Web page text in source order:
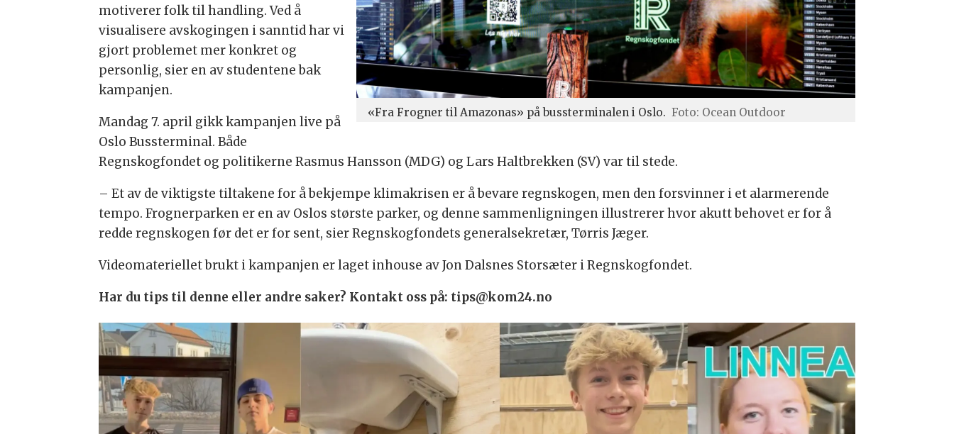
«Fra Frogner til Amazonas» på bussterminalen i Oslo. Foto: Ocean Outdoor
motiverer folk til handling. Ved å
visualisere avskogingen i sanntid har vi
gjort problemet mer konkret og
personlig, sier en av studentene bak
kampanjen.
Mandag 7. april gikk kampanjen live på
Oslo Bussterminal. Både
Regnskogfondet og politikerne Rasmus Hansson (MDG) og Lars Haltbrekken (SV) var til stede.
– Et av de viktigste tiltakene for å bekjempe klimakrisen er å bevare regnskogen, men den forsvinner i et alarmerende
tempo. Frognerparken er en av Oslos største parker, og denne sammenligningen illustrerer hvor akutt behovet er for å
redde regnskogen før det er for sent, sier Regnskogfondets generalsekretær, Tørris Jæger.
Videomateriellet brukt i kampanjen er laget inhouse av Jon Dalsnes Storsæter i Regnskogfondet.
Har du tips til denne eller andre saker? Kontakt oss på: tips@kom24.no